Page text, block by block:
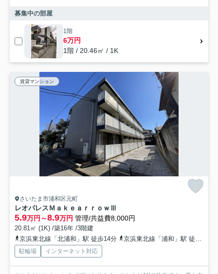
募集中の部屋
1階
6万円
1階 / 20.46㎡ / 1K
賃貸マンション
さいたま市浦和区元町
レオパレスＭａｋｅａｒｒｏｗⅢ
5.9万円～8.9万円 管理/共益費8,000円
20.81㎡ (1K) /築16年 /3階建
京浜東北線「北浦和」駅 徒歩14分
京浜東北線「浦和」駅 徒歩19分
駐輪場 インターネット対応